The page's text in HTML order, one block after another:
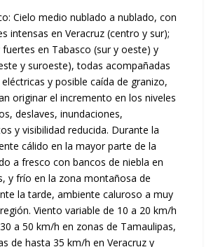
Cielo medio nublado a nublado, con
intensas en Veracruz (centro y sur);
en Tabasco (sur y oeste) y
y suroeste), todas acompañadas
y posible caída de granizo,
originar el incremento en los niveles
deslaves, inundaciones,
y visibilidad reducida. Durante la
cálido en la mayor parte de la
a fresco con bancos de niebla en
y frío en la zona montañosa de
la tarde, ambiente caluroso a muy
Viento variable de 10 a 20 km/h
a 50 km/h en zonas de Tamaulipas,
de hasta 35 km/h en Veracruz y